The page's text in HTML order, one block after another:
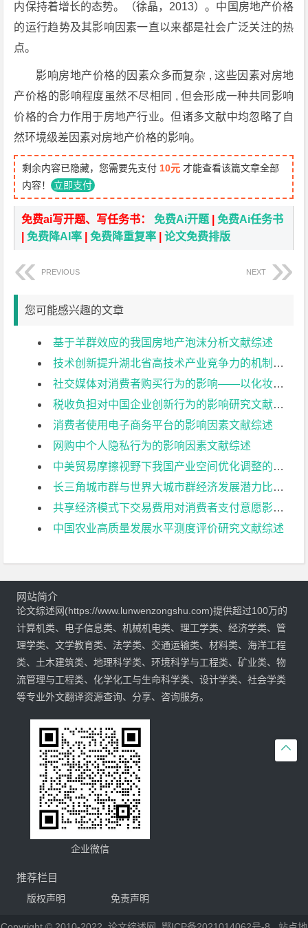
内保持着增长的态势。（徐晶，2013）。中国房地产价格
的运行趋势及其影响因素一直以来都是社会广泛关注的热
点。
影响房地产价格的因素众多而复杂 , 这些因素对房地
产价格的影响程度虽然不尽相同 , 但会形成一种共同影响
价格的合力作用于房地产行业。但诸多文献中均忽略了自
然环境级差因素对房地产价格的影响。
剩余内容已隐藏，您需要先支付 10元 才能查看该篇文章全部
内容！ 立即支付
免费ai写开题、写任务书：免费Ai开题 |免费Ai任务书
|免费降AI率 |免费降重复率 |论文免费排版
PREVIOUS NEXT
您可能感兴趣的文章
基于羊群效应的我国房地产泡沫分析文献综述
技术创新提升湖北省高技术产业竞争力的机制分析文献综述
社交媒体对消费者购买行为的影响——以化妆品行业为例文献综述
税收负担对中国企业创新行为的影响研究文献综述
消费者使用电子商务平台的影响因素文献综述
网购中个人隐私行为的影响因素文献综述
中美贸易摩擦视野下我国产业空间优化调整的策略探讨文献综述
长三角城市群与世界大城市群经济发展潜力比较研究文献综述
共享经济模式下交易费用对消费者支付意愿影响的实证研究文献综述
中国农业高质量发展水平测度评价研究文献综述

网站简介
论文综述网(https://www.lunwenzongshu.com)提供超过100万的
计算机类、电子信息类、机械机电类、理工学类、经济学类、管
理学类、文学教育类、法学类、交通运输类、材料类、海洋工程
类、土木建筑类、地理科学类、环境科学与工程类、矿业类、物
流管理与工程类、化学化工与生命科学类、设计学类、社会学类
等专业外文翻译资源查询、分享、咨询服务。
企业微信
推荐栏目
版权声明 免责声明